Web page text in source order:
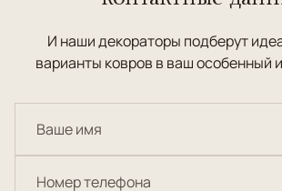
И наши декораторы подберут
варианты ковров в ваш особенный